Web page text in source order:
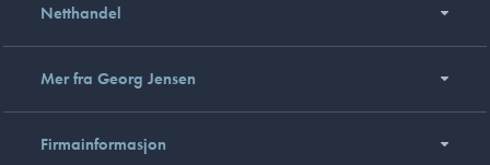
Netthandel
Mer fra Georg Jensen
Firmainformasjon